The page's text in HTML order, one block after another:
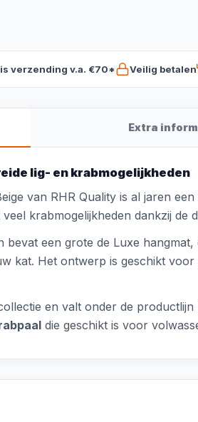
verzending v.a. €70* Veilig betalen
Extra
lig- en krabmogelijkheden
van RHR Quality is al jaren
krabmogelijkheden dankzij de
een grote de Luxe
kat. Het ontwerp is geschikt
en valt onder de
die geschikt is voor